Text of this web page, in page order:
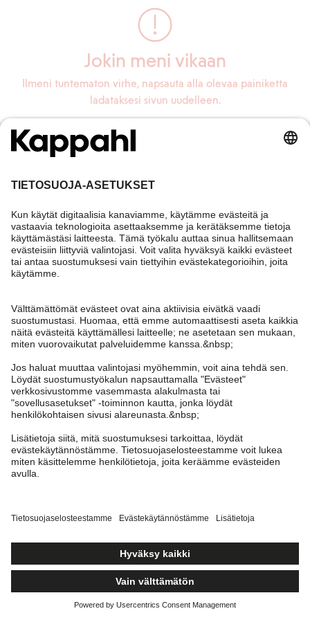
Jokin meni vikaan
Ilmeni tuntematon virhe, napsauta alla olevaa painiketta
ladataksesi sivun uudelleen.
Lataa sivu uudelleen